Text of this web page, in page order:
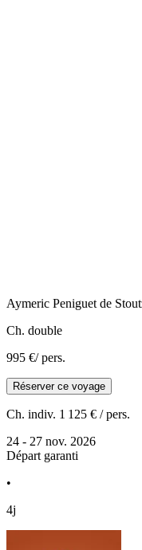
Aymeric Peniguet de
Ch. double
995 €/ pers.
Réserver ce voyage
Ch. indiv. 1 125 € / pers.
24 - 27 nov. 2026
Départ garanti
•
4j